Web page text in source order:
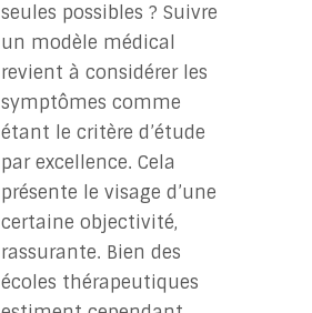
seules possibles ? Suivre
un modèle médical
revient à considérer les
symptômes comme
étant le critère d’étude
par excellence. Cela
présente le visage d’une
certaine objectivité,
rassurante. Bien des
écoles thérapeutiques